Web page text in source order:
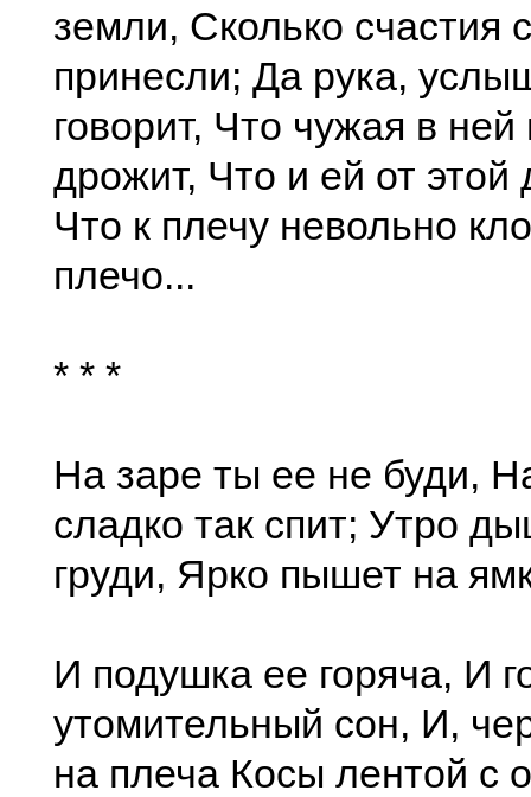
земли, Сколько счастия
принесли; Да рука,
говорит, Что чужая в
дрожит, Что и ей от этой
Что к плечу невольно
плечо...
* * *
На заре ты ее не буди,
сладко так спит; Утро
груди, Ярко пышет на
И подушка ее горяча, И
утомительный сон, И,
на плеча Косы лентой с